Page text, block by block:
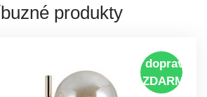
produkty
doprava
ZDARMA